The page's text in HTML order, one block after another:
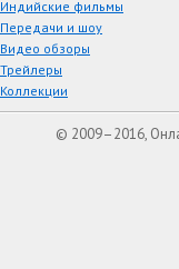
Индийские фильмы
Передачи и шоу
Видео обзоры
Трейлеры
Коллекции
© 2009–2016,